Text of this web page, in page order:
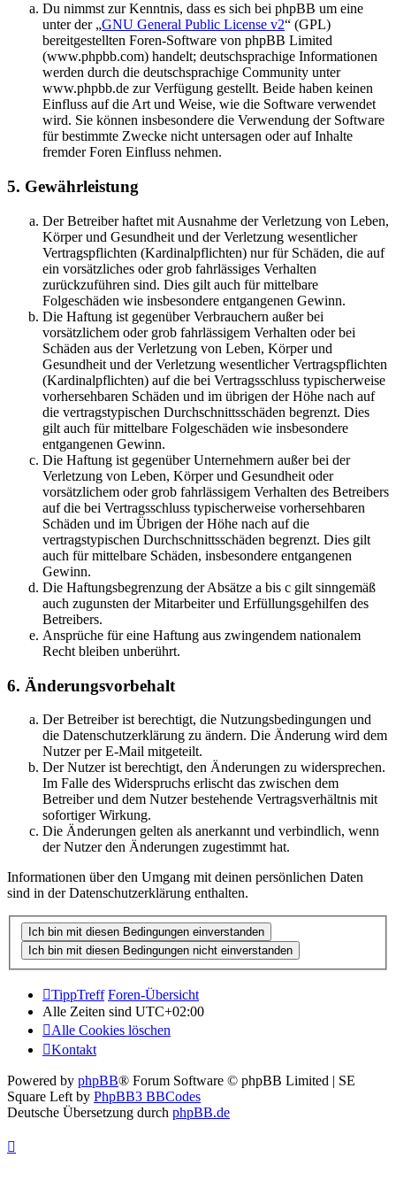
Du nimmst zur Kenntnis, dass es sich bei phpBB um eine
unter der „GNU General Public License v2“ (GPL)
bereitgestellten Foren-Software von phpBB Limited
(www.phpbb.com) handelt; deutschsprachige Informationen
werden durch die deutschsprachige Community unter
www.phpbb.de zur Verfügung gestellt. Beide haben keinen
Einfluss auf die Art und Weise, wie die Software verwendet
wird. Sie können insbesondere die Verwendung der Software
für bestimmte Zwecke nicht untersagen oder auf Inhalte
fremder Foren Einfluss nehmen.
5. Gewährleistung
Der Betreiber haftet mit Ausnahme der Verletzung von Leben,
Körper und Gesundheit und der Verletzung wesentlicher
Vertragspflichten (Kardinalpflichten) nur für Schäden, die auf
ein vorsätzliches oder grob fahrlässiges Verhalten
zurückzuführen sind. Dies gilt auch für mittelbare
Folgeschäden wie insbesondere entgangenen Gewinn.
Die Haftung ist gegenüber Verbrauchern außer bei
vorsätzlichem oder grob fahrlässigem Verhalten oder bei
Schäden aus der Verletzung von Leben, Körper und
Gesundheit und der Verletzung wesentlicher Vertragspflichten
(Kardinalpflichten) auf die bei Vertragsschluss typischerweise
vorhersehbaren Schäden und im übrigen der Höhe nach auf
die vertragstypischen Durchschnittsschäden begrenzt. Dies
gilt auch für mittelbare Folgeschäden wie insbesondere
entgangenen Gewinn.
Die Haftung ist gegenüber Unternehmern außer bei der
Verletzung von Leben, Körper und Gesundheit oder
vorsätzlichem oder grob fahrlässigem Verhalten des Betreibers
auf die bei Vertragsschluss typischerweise vorhersehbaren
Schäden und im Übrigen der Höhe nach auf die
vertragstypischen Durchschnittsschäden begrenzt. Dies gilt
auch für mittelbare Schäden, insbesondere entgangenen
Gewinn.
Die Haftungsbegrenzung der Absätze a bis c gilt sinngemäß
auch zugunsten der Mitarbeiter und Erfüllungsgehilfen des
Betreibers.
Ansprüche für eine Haftung aus zwingendem nationalem
Recht bleiben unberührt.
6. Änderungsvorbehalt
Der Betreiber ist berechtigt, die Nutzungsbedingungen und
die Datenschutzerklärung zu ändern. Die Änderung wird dem
Nutzer per E-Mail mitgeteilt.
Der Nutzer ist berechtigt, den Änderungen zu widersprechen.
Im Falle des Widerspruchs erlischt das zwischen dem
Betreiber und dem Nutzer bestehende Vertragsverhältnis mit
sofortiger Wirkung.
Die Änderungen gelten als anerkannt und verbindlich, wenn
der Nutzer den Änderungen zugestimmt hat.
Informationen über den Umgang mit deinen persönlichen Daten
sind in der Datenschutzerklärung enthalten.
TippTreff Foren-Übersicht
Alle Zeiten sind UTC+02:00
Alle Cookies löschen
Kontakt
Powered by phpBB® Forum Software © phpBB Limited | SE
Square Left by PhpBB3 BBCodes
Deutsche Übersetzung durch phpBB.de